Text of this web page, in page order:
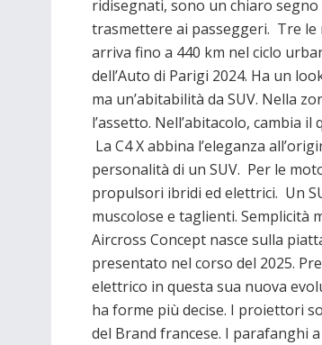
ridisegnati, sono un chiaro
trasmettere ai passeggeri. Tre le
arriva fino a 440 km nel ciclo
dell’Auto di Parigi 2024. Ha un
ma un’abitabilità da SUV. Nella
l’assetto. Nell’abitacolo, cambia
La C4 X abbina l’eleganza
personalità di un SUV. Per le
propulsori ibridi ed elettrici. Un
muscolose e taglienti. Semplicità
Aircross Concept nasce sulla
presentato nel corso del 2025.
elettrico in questa sua nuova
ha forme più decise. I proiettori
del Brand francese. I parafanghi